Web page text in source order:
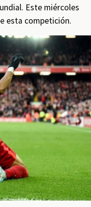
Este miércoles
esta competición.